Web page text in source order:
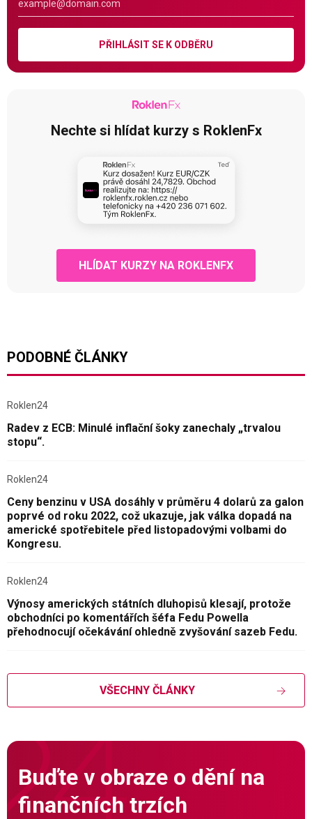
PŘIHLÁSIT SE K ODBĚRU
Nechte si hlídat kurzy s RoklenFx
HLÍDAT KURZY NA ROKLENFX
PODOBNÉ ČLÁNKY
Roklen24
Radev z ECB: Minulé inflační šoky zanechaly „trvalou
stopu“.
Roklen24
Ceny benzinu v USA dosáhly v průměru 4 dolarů za galon
poprvé od roku 2022, což ukazuje, jak válka dopadá na
americké spotřebitele před listopadovými volbami do
Kongresu.
Roklen24
Výnosy amerických státních dluhopisů klesají, protože
obchodníci po komentářích šéfa Fedu Powella
přehodnocují očekávání ohledně zvyšování sazeb Fedu.
VŠECHNY ČLÁNKY
Buďte v obraze o dění na
finančních trzích